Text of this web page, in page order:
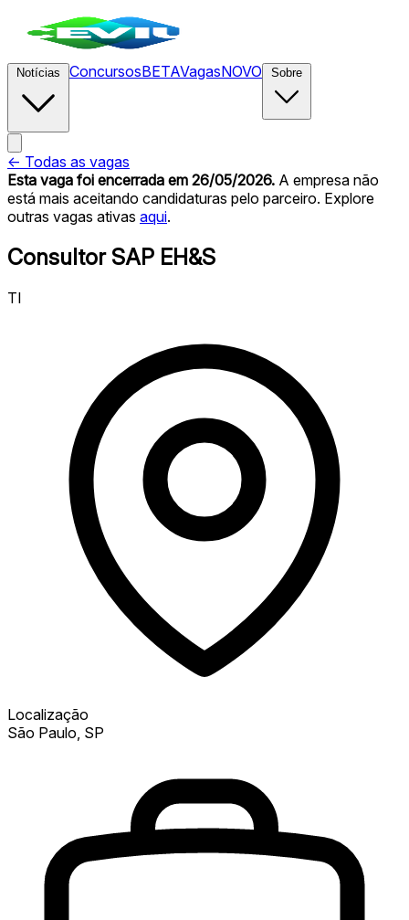
ConcursosBETAVagasNOVO
← Todas as vagas
Esta vaga foi encerrada em 26/05/2026. A empresa não
está mais aceitando candidaturas pelo parceiro. Explore
outras vagas ativas aqui.
Consultor SAP EH&S
TI
Localização
São Paulo, SP